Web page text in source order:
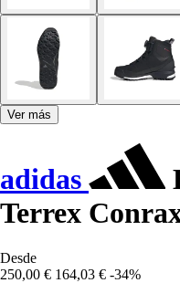
Ver más
adidas
Terrex
Desde
250,00 € 164,03 € -34%